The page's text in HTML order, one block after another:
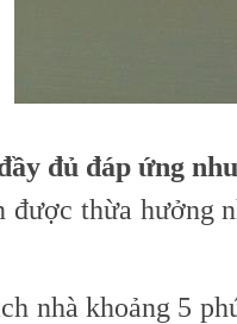
đủ đáp ứng
được thừa hưởng
nhà khoảng 5